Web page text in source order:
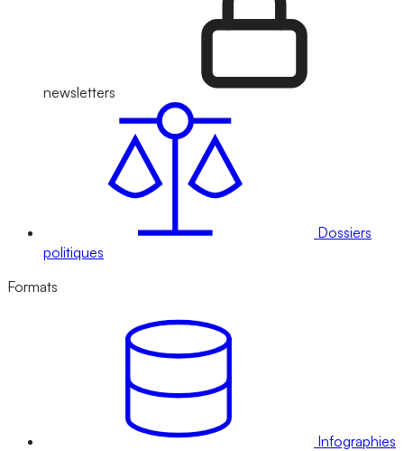
newsletters
Dossiers
politiques
Formats
Infographies